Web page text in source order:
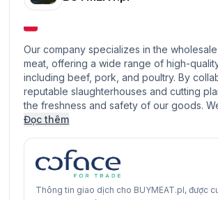
Our company specializes in the
meat, offering a wide range of high-
including beef, pork, and poultry. By
reputable slaughterhouses and cutting
the freshness and safety of our goods.
Đọc thêm
Thông tin giao dịch cho BUYMEAT.pl, được